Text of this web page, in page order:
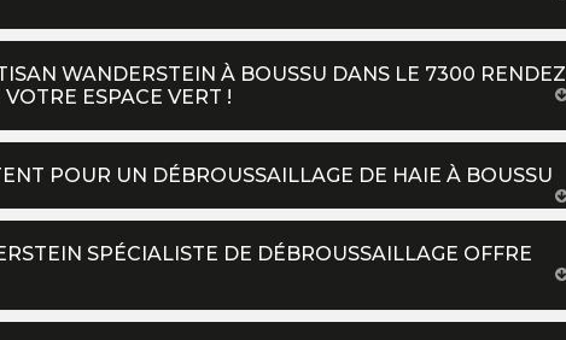
WANDERSTEIN À BOUSSU DANS LE 7300 RENDEZ
ESPACE VERT !
POUR UN DÉBROUSSAILLAGE DE HAIE À BOUSSU
SPÉCIALISTE DE DÉBROUSSAILLAGE OFFRE